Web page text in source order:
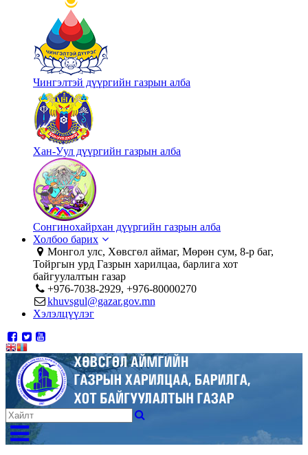
Чингэлтэй дүүргийн газрын алба
Хан-Уул дүүргийн газрын алба
Сонгинохайрхан дүүргийн газрын алба
Холбоо барих
Монгол улс, Хөвсгөл аймаг, Мөрөн сум, 8-р баг,
Тойргын урд Газрын харилцаа, барлига хот
байгуулалтын газар
+976-7038-2929, +976-80000270
khuvsgul@gazar.gov.mn
Хэлэлцүүлэг